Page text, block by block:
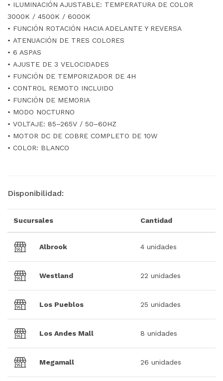
• ILUMINACIÓN AJUSTABLE: TEMPERATURA DE COLOR
3000K / 4500K / 6000K
• FUNCIÓN ROTACIÓN HACIA ADELANTE Y REVERSA
• ATENUACIÓN DE TRES COLORES
• 6 ASPAS
• AJUSTE DE 3 VELOCIDADES
• FUNCIÓN DE TEMPORIZADOR DE 4H
• CONTROL REMOTO INCLUIDO
• FUNCIÓN DE MEMORIA
• MODO NOCTURNO
• VOLTAJE: 85–265V / 50–60HZ
• MOTOR DC DE COBRE COMPLETO DE 10W
• COLOR: BLANCO
Disponibilidad:
Sucursales Cantidad
Albrook 4 unidades
Westland 22 unidades
Los Pueblos 25 unidades
Los Andes Mall 8 unidades
Megamall 26 unidades